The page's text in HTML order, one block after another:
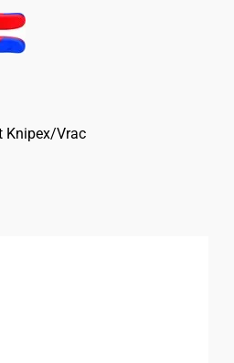
Knipex/Vrac